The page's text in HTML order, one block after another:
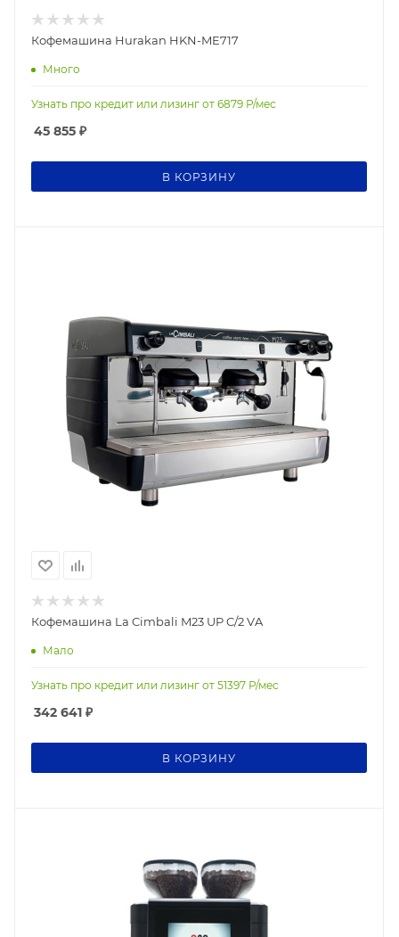
Кофемашина Hurakan HKN-ME717
Много
Узнать про кредит или лизинг от 6879 Р/мес
45 855 ₽
В КОРЗИНУ
Кофемашина La Cimbali M23 UP C/2 VA
Мало
Узнать про кредит или лизинг от 51397 Р/мес
342 641 ₽
В КОРЗИНУ